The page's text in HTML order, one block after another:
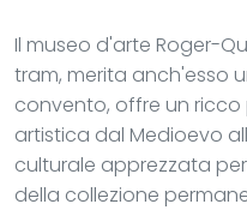
Il museo d'arte Roger-
tram, merita anch'esso
convento, offre un
artistica dal Medioevo
culturale apprezzata
della collezione